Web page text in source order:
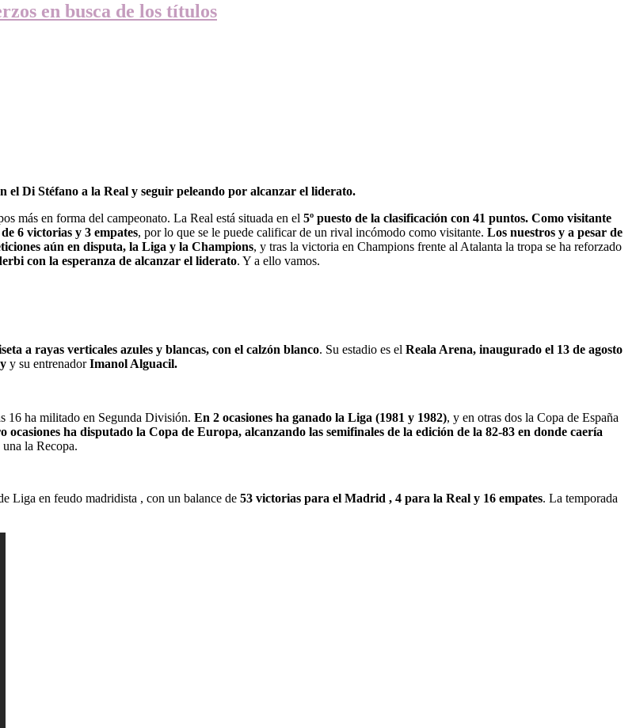
en busca de los títulos
Di Stéfano a la Real y seguir peleando por alcanzar el liderato.
más en forma del campeonato. La Real está situada en el 5º puesto de la clasificación con 41 puntos. Como visitante
6 victorias y 3 empates, por lo que se le puede calificar de un rival incómodo como visitante. Los nuestros y a pesar de
aún en disputa, la Liga y la Champions, y tras la victoria en Champions frente al Atalanta la tropa se ha reforzado
con la esperanza de alcanzar el liderato. Y a ello vamos.
a rayas verticales azules y blancas, con el calzón blanco. Su estadio es el Reala Arena, inaugurado el 13 de agosto
y su entrenadorImanol Alguacil.
16 ha militado en Segunda División. En 2 ocasiones ha ganado la Liga (1981 y 1982), y en otras dos la Copa de España
ocasiones ha disputado la Copa de Europa, alcanzando las semifinales de la edición de la 82-83 en donde caería
la Recopa.
Liga en feudo madridista , con un balance de 53 victorias para el Madrid , 4 para la Real y 16 empates. La temporada